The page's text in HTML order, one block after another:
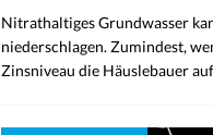
Nitrathaltiges Grundwasser
niederschlagen. Zumindest,
Zinsniveau die Häuslebauer